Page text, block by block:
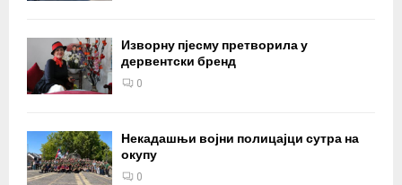
Изворну пјесму претворила у
дервентски бренд
0
Некадашњи војни полицајци сутра на
окупу
0